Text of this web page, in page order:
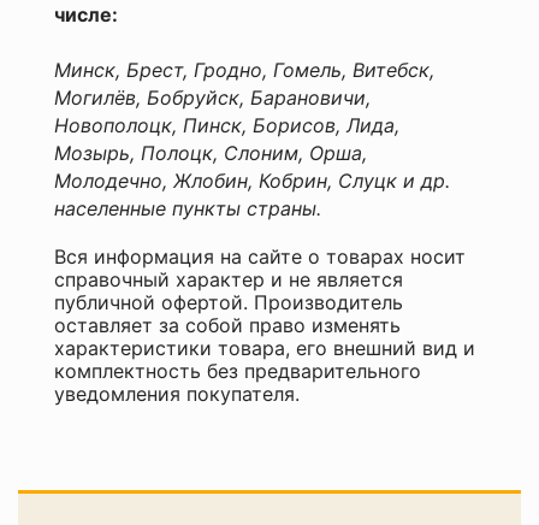
числе:
Минск, Брест, Гродно, Гомель, Витебск,
Могилёв, Бобруйск, Барановичи,
Новополоцк, Пинск, Борисов, Лида,
Мозырь, Полоцк, Слоним, Орша,
Молодечно, Жлобин, Кобрин, Слуцк и др.
населенные пункты страны.
Вся информация на сайте о товарах носит
справочный характер и не является
публичной офертой. Производитель
оставляет за собой право изменять
характеристики товара, его внешний вид и
комплектность без предварительного
уведомления покупателя.